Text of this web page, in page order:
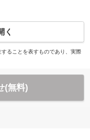
く
ることを表すものであり、実際
(無料)